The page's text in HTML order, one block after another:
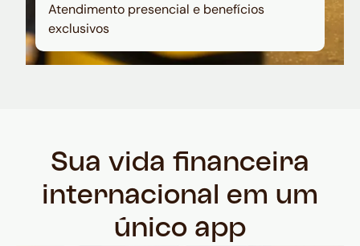
Atendimento presencial e benefícios
exclusivos
Sua vida financeira
internacional em um
único app